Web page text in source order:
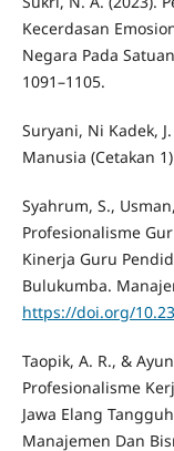
Kecerdasan
Negara Pada
1091–1105.
Suryani, Ni Kadek,
Manusia (Cetakan
Syahrum, S.,
Profesionalisme
Kinerja Guru
Bulukumba.
https://doi.org/
Taopik, A. R., &
Profesionalisme
Jawa Elang
Manajemen Dan